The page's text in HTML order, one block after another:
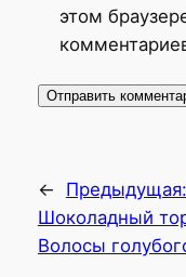
этом
←
Предыдущая:
Шоколадный
Волосы